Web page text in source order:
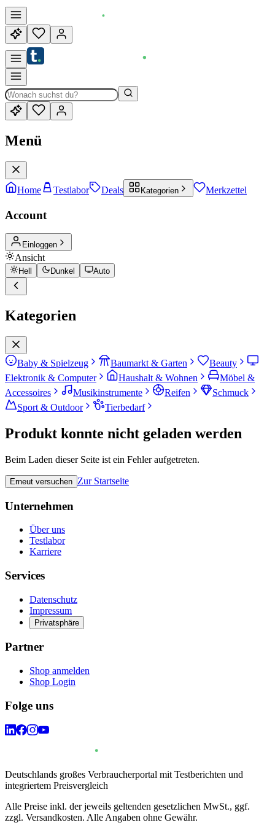
Menü
Home Testlabor Deals Kategorien Merkzettel
Account
Einloggen
Ansicht
Hell Dunkel Auto
Kategorien
Baby & Spielzeug Baumarkt & Garten
Beauty
Elektronik & Computer
Haushalt & Wohnen
Möbel &
Accessoires
Musikinstrumente Reifen
Schmuck
Sport & Outdoor
Tierbedarf
Produkt konnte nicht geladen werden
Beim Laden dieser Seite ist ein Fehler aufgetreten.
Erneut versuchen Zur Startseite
Unternehmen
Über uns
Testlabor
Karriere
Services
Datenschutz
Impressum
Privatsphäre
Partner
Shop anmelden
Shop Login
Folge uns
Deutschlands großes Verbraucherportal mit Testberichten und
integriertem Preisvergleich
Alle Preise inkl. der jeweils geltenden gesetzlichen MwSt., ggf.
zzgl. Versandkosten. Alle Angaben ohne Gewähr.